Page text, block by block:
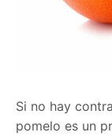
Si no hay
pomelo es un